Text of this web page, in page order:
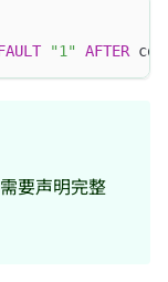
"1" AFTER
要声明完整